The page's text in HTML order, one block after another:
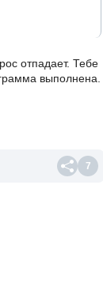
отпадает. Тебе
выполнена.
7